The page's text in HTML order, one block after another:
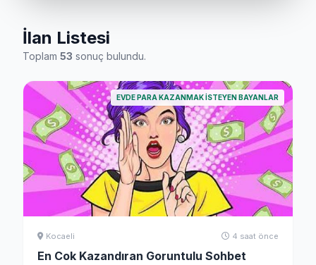
İlan Listesi
Toplam 53 sonuç bulundu.
EVDE PARA KAZANMAK İSTEYEN BAYANLAR
Kocaeli 4 saat önce
En Cok Kazandıran Goruntulu Sohbet